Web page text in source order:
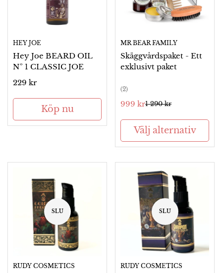
HEY JOE
Hey Joe BEARD OIL
Nº 1 CLASSIC JOE
Ordinarie
229 kr
Köp nu
MR BEAR FAMILY
Skäggvårdspaket - Ett
exklusivt paket
(2)
Försäljningspris
999 kr
Ordinarie1 290 kr
Välj alternativ
SLU
RUDY COSMETICS
SLU
RUDY COSMETICS